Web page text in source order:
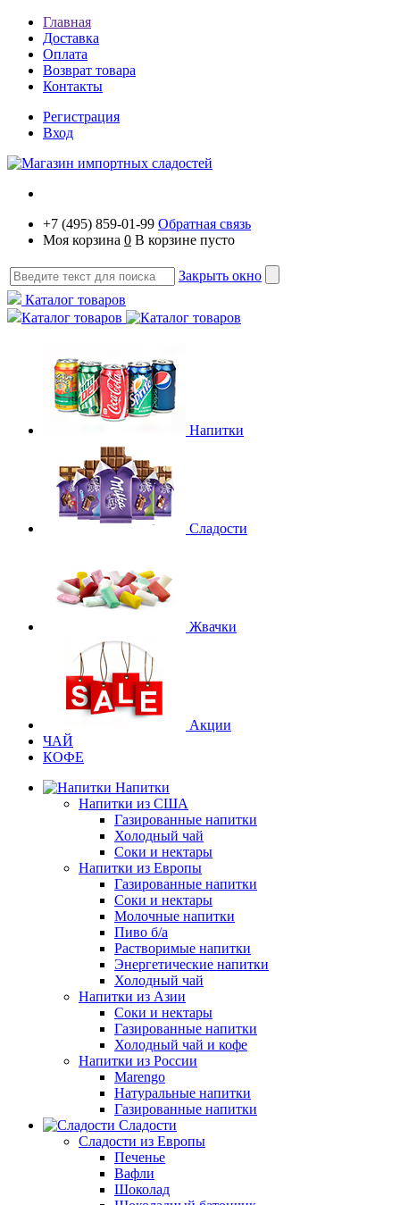
Главная
Доставка
Оплата
Возврат товара
Контакты
Регистрация
Вход
+7 (495) 859-01-99 Обратная связь
Моя корзина 0 В корзине пусто
Закрыть окно
Каталог товаров
Каталог товаров
Напитки
Сладости
Жвачки
Акции
ЧАЙ
КОФЕ
Напитки
Напитки из США
Газированные напитки
Холодный чай
Соки и нектары
Напитки из Европы
Газированные напитки
Соки и нектары
Молочные напитки
Пиво б/а
Растворимые напитки
Энергетические напитки
Холодный чай
Напитки из Азии
Соки и нектары
Газированные напитки
Холодный чай и кофе
Напитки из России
Marengo
Натуральные напитки
Газированные напитки
Сладости
Сладости из Европы
Печенье
Вафли
Шоколад